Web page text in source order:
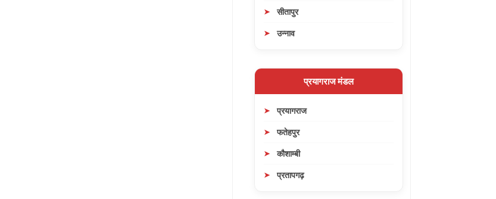
सीतापुर
उन्नाव
प्रयागराज मंडल
प्रयागराज
फतेहपुर
कौशाम्बी
प्रतापगढ़